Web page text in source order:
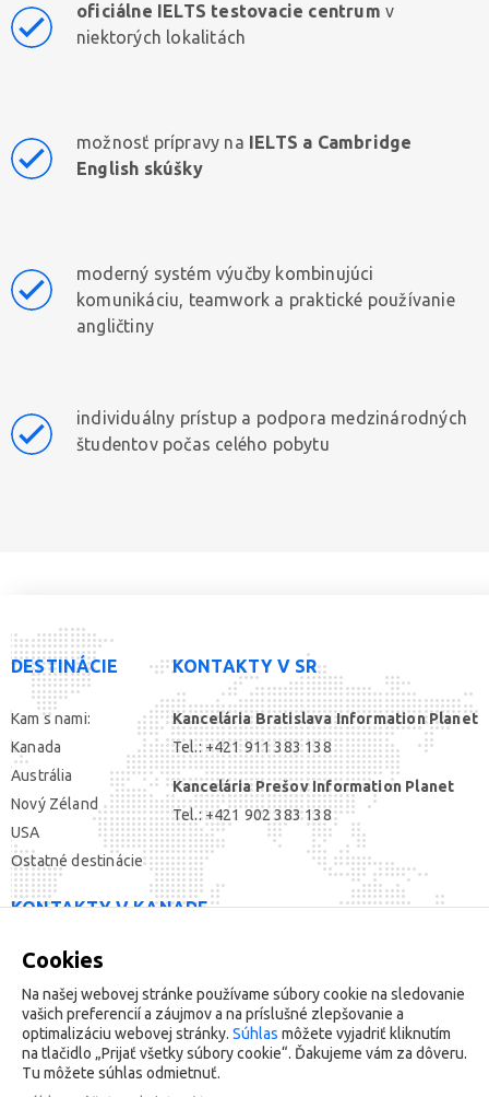
oficiálne IELTS testovacie centrum v
niektorých lokalitách
možnosť prípravy na IELTS a Cambridge
English skúšky
moderný systém výučby kombinujúci
komunikáciu, teamwork a praktické používanie
angličtiny
individuálny prístup a podpora medzinárodných
študentov počas celého pobytu
DESTINÁCIE
Kam s nami:
Kanada
Austrália
Nový Zéland
USA
Ostatné destinácie
KONTAKTY V SR
Kancelária Bratislava Information Planet
Tel.: +421 911 383 138
Kancelária Prešov Information Planet
Tel.: +421 902 383 138
KONTAKTY V KANADE
Cookies
Na našej webovej stránke používame súbory cookie na sledovanie
vašich preferencií a záujmov a na príslušné zlepšovanie a
optimalizáciu webovej stránky. Súhlas môžete vyjadriť kliknutím
na tlačidlo „Prijať všetky súbory cookie“. Ďakujeme vám za dôveru.
Tu môžete súhlas odmietnuť.